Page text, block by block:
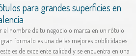
para grandes superficies en
el nombre de tu negocio o marca en un rótulo
gran formato es una de las mejores publicidades.
es de excelente calidad y se encuentra en una